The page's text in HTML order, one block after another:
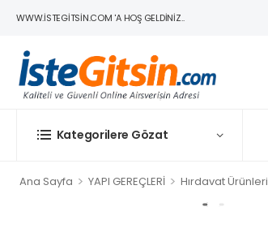
WWW.ISTEGITSIN.COM 'A HOŞ GELDINIZ..
Kategorilere Gözat
Ana Sayfa > YAPI GEREÇLERİ > Hırdavat Ürünleri